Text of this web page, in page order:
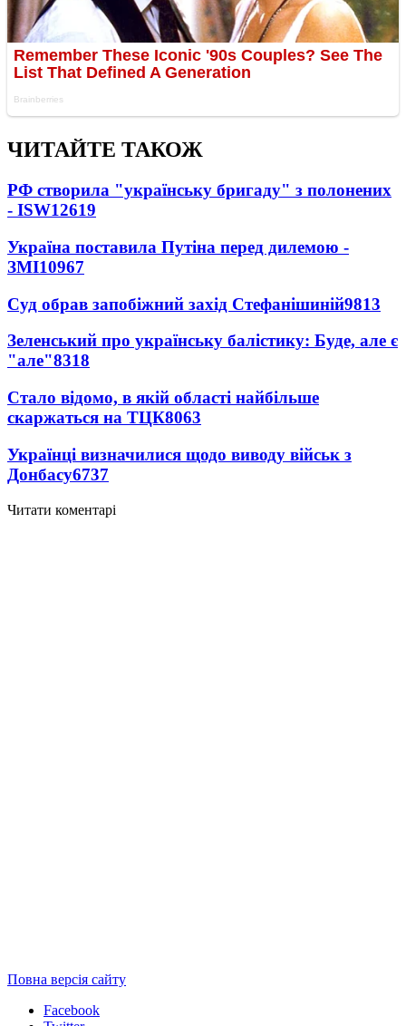
ЧИТАЙТЕ ТАКОЖ
РФ створила "українську бригаду" з полонених
- ISW12619
Україна поставила Путіна перед дилемою -
ЗМІ10967
Суд обрав запобіжний захід Стефанішиній9813
Зеленський про українську балістику: Буде, але є
"але"8318
Стало відомо, в якій області найбільше
скаржаться на ТЦК8063
Українці визначилися щодо виводу військ з
Донбасу6737
Читати коментарі
Повна версія сайту
Facebook